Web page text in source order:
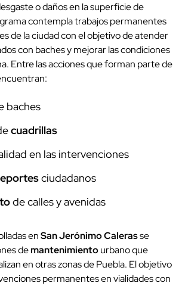
o daños en la superficie de
contempla trabajos permanentes
de la ciudad con el objetivo de atender
con baches y mejorar las condiciones
Entre las acciones que forman parte de
baches
cuadrillas
en las intervenciones
ciudadanos
de calles y avenidas
enSan Jerónimo Calerasse
demantenimientourbano que
en otras zonas de Puebla. El objetivo
permanentes en vialidades con